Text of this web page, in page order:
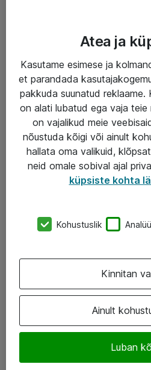
IT taristu
Haldusteenused
Garantii
Turva- ja nõrkvoolulahendused
AS ATEA
Atea kontaktid
Jälgi meid
LinkedIn
Atea ja
Kasutame esimese ja
et parandada
pakkuda suunatud reklaame.
on alati lubatud ega vaja teie
on vajalikud meie
nõustuda kõigi või ainult
hallata oma valikuid,
neid omale sobival ajal
küpsiste kohta
Kohustuslik
Ainult
Luban
Kinnitan